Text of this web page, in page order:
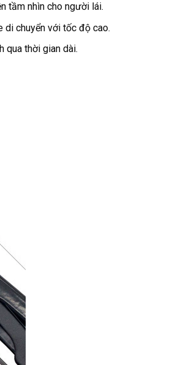
tầm nhìn cho người lái.
di chuyển với tốc độ cao.
qua thời gian dài.